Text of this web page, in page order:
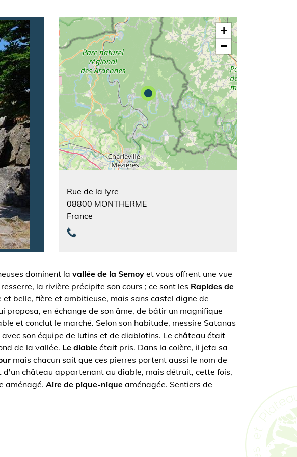
+
−
Rue de la lyre
08800 MONTHERME
France
dominent la vallée de la Semoy et vous offrent une vue
la rivière précipite son cours ; ce sont les Rapides de
belle, fière et ambitieuse, mais sans castel digne de
en échange de son âme, de bâtir un magnifique
et conclut le marché. Selon son habitude, messire Satanas
son équipe de lutins et de diablotins. Le château était
de la vallée. Le diable était pris. Dans la colère, il jeta sa
mais chacun sait que ces pierres portent aussi le nom de
château appartenant au diable, mais détruit, cette fois,
aménagé. Aire de pique-nique aménagée. Sentiers de